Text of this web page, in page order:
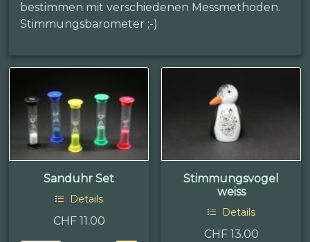
bestimmen mit verschiedenen Messmethoden.
Stimmungsbarometer ;-)
Sanduhr Set
Details
CHF 11.00
Stimmungsvogel
weiss
Details
CHF 13.00